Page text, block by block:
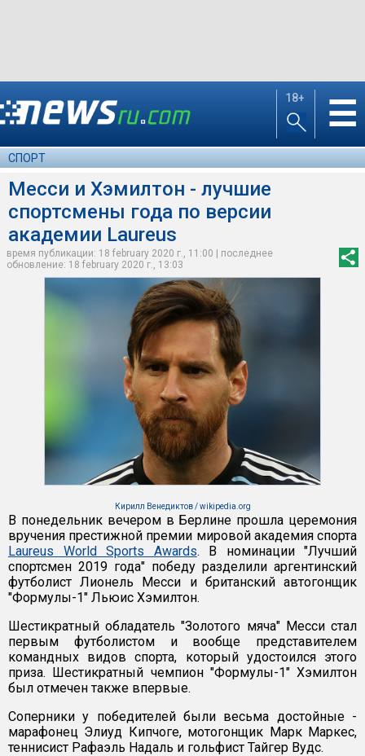
18+ ☰
СПОРТ
Месси и Хэмилтон - лучшие
спортсмены года по версии
академии Laureus
время публикации: 18 february 2020 г., 11:00 | последнее
обновление: 18 february 2020 г., 13:03
Кирилл Венедиктов / wikipedia.org
В понедельник вечером в Берлине прошла церемония
вручения престижной премии мировой академия спорта
Laureus World Sports Awards. В номинации "Лучший
спортсмен 2019 года" победу разделили аргентинский
футболист Лионель Месси и британский автогонщик
"Формулы-1" Льюис Хэмилтон.
Шестикратный обладатель "Золотого мяча" Месси стал
первым футболистом и вообще представителем
командных видов спорта, который удостоился этого
приза. Шестикратный чемпион "Формулы-1" Хэмилтон
был отмечен также впервые.
Соперники у победителей были весьма достойные -
марафонец Элиуд Кипчоге, мотогонщик Марк Маркес,
теннисист Рафаэль Надаль и гольфист Тайгер Вудс.